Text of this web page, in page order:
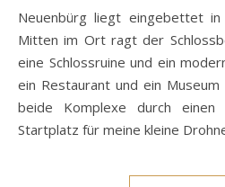
Neuenbürg liegt eingebettet in ein Tal im Schwarzwald.
Mitten im Ort ragt der
eine Schlossruine und ein
ein Restaurant und ein
beide Komplexe durch
Startplatz für meine kleine